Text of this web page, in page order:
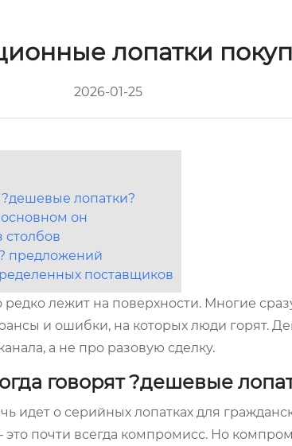
лопатки
2026-01-25
лопатки?
основном он
столбов
предложений
поставщиков
лежит на поверхности. Многие
и ошибки, на которых люди горят.
а не про разовую сделку.
говорят ?дешевые
идет о серийных лопатках для
это почти всегда компромисс. Но